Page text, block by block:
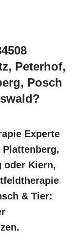
Peterhof,
Posch
Experte
oder Kiern,
& Tier: